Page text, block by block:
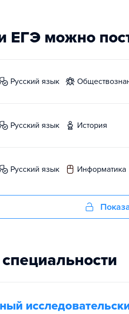
ЕГЭ можно
русский язык
русский язык история
русский язык информатика